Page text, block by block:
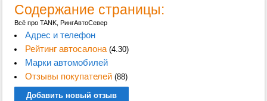
Содержание страницы:
Всё про TANK, РингАвтоСевер
Адрес и телефон
Рейтинг автосалона(4.30)
Марки автомобилей
Отзывы покупателей(88)
Добавить новый отзыв